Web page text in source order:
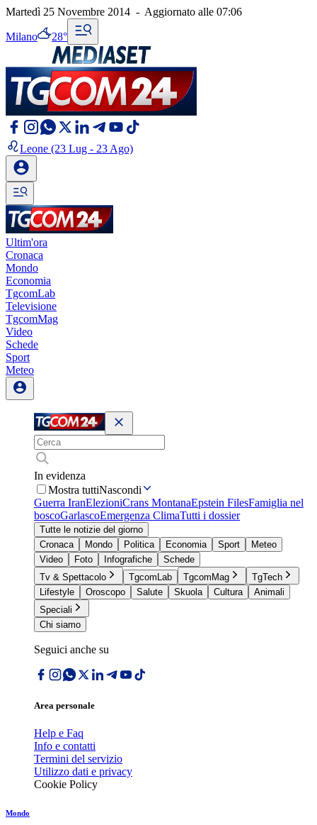
Martedì 25 Novembre 2014 - Aggiornato alle 07:06
Milano 28°
Leone (23 Lug - 23 Ago)
Ultim'ora
Cronaca
Mondo
Economia
TgcomLab
Televisione
TgcomMag
Video
Schede
Sport
Meteo
In evidenza
Mostra tuttiNascondi
Guerra IranElezioniCrans MontanaEpstein FilesFamiglia nel
boscoGarlascoEmergenza ClimaTutti i dossier
Tutte le notizie del giorno
Cronaca
Mondo Politica Economia Sport
Meteo
Video
Foto Infografiche
Schede
Tv & Spettacolo
TgcomLab TgcomMag
TgTech
Lifestyle
Oroscopo Salute Skuola Cultura
Animali
Speciali
Chi siamo
Seguici anche su
Area personale
Help e Faq
Info e contatti
Termini del servizio
Utilizzo dati e privacy
Cookie Policy
Mondo